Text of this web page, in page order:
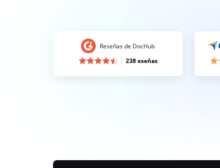
Reseñas de DocHub
238 eseñas